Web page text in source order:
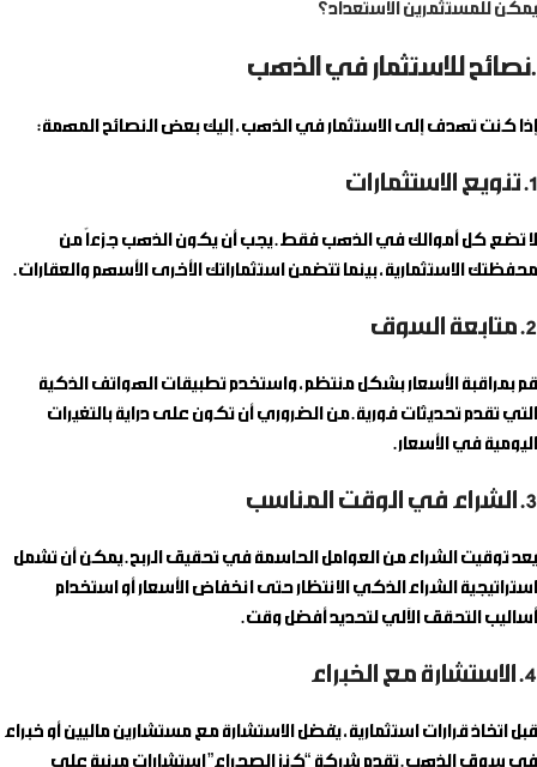
يمكن للمستثمرين الاستعداد؟
.نصائح للاستثمار في الذهب
إذا كنت تهدف إلى الاستثمار في الذهب، إليك بعض النصائح المهمة:
1. تنويع الاستثمارات
لا تضع كل أموالك في الذهب فقط. يجب أن يكون الذهب جزءاً من
محفظتك الاستثمارية، بينما تتضمن استثماراتك الأخرى الأسهم والعقارات.
2. متابعة السوق
قم بمراقبة الأسعار بشكل منتظم، واستخدم تطبيقات الهواتف الذكية
التي تقدم تحديثات فورية. من الضروري أن تكون على دراية بالتغيرات
اليومية في الأسعار.
3. الشراء في الوقت المناسب
يعد توقيت الشراء من العوامل الحاسمة في تحقيق الربح. يمكن أن تشمل
استراتيجية الشراء الذكي الانتظار حتى انخفاض الأسعار أو استخدام
أساليب التحقق الآلي لتحديد أفضل وقت.
4. الاستشارة مع الخبراء
قبل اتخاذ قرارات استثمارية، يُفضل الاستشارة مع مستشارين ماليين أو خبراء
في سوق الذهب. تقدم شركة “كنز الصحراء” استشارات مبنية على